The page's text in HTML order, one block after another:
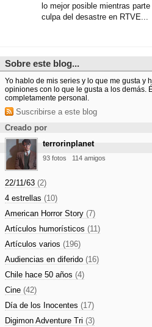
lo mejor posible mientras
culpa del desastre en RTVE...
Sobre este blog...
Yo hablo de mis series y lo que me gusta y
opiniones con lo que le gusta a los demás.
completamente personal.
Suscribirse a este blog
Creado por
terrorinplanet
93 fotos 114 amigos
22/11/63 (2)
4 estrellas (10)
American Horror Story (7)
Artículos humorísticos (11)
Artículos varios (196)
Audiencias en diferido (16)
Chile hace 50 años (4)
Cine (42)
Día de los Inocentes (17)
Digimon Adventure Tri (3)